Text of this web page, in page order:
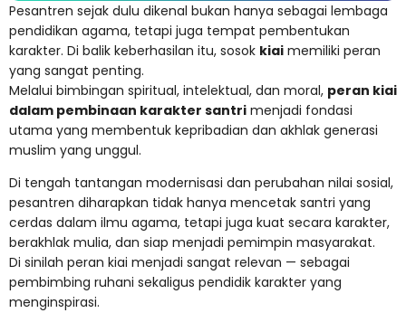
Pesantren sejak dulu dikenal bukan hanya sebagai lembaga
pendidikan agama, tetapi juga tempat pembentukan
karakter. Di balik keberhasilan itu, sosok kiai memiliki peran
yang sangat penting.
Melalui bimbingan spiritual, intelektual, dan moral, peran kiai
dalam pembinaan karakter santri menjadi fondasi
utama yang membentuk kepribadian dan akhlak generasi
muslim yang unggul.
Di tengah tantangan modernisasi dan perubahan nilai sosial,
pesantren diharapkan tidak hanya mencetak santri yang
cerdas dalam ilmu agama, tetapi juga kuat secara karakter,
berakhlak mulia, dan siap menjadi pemimpin masyarakat.
Di sinilah peran kiai menjadi sangat relevan — sebagai
pembimbing ruhani sekaligus pendidik karakter yang
menginspirasi.